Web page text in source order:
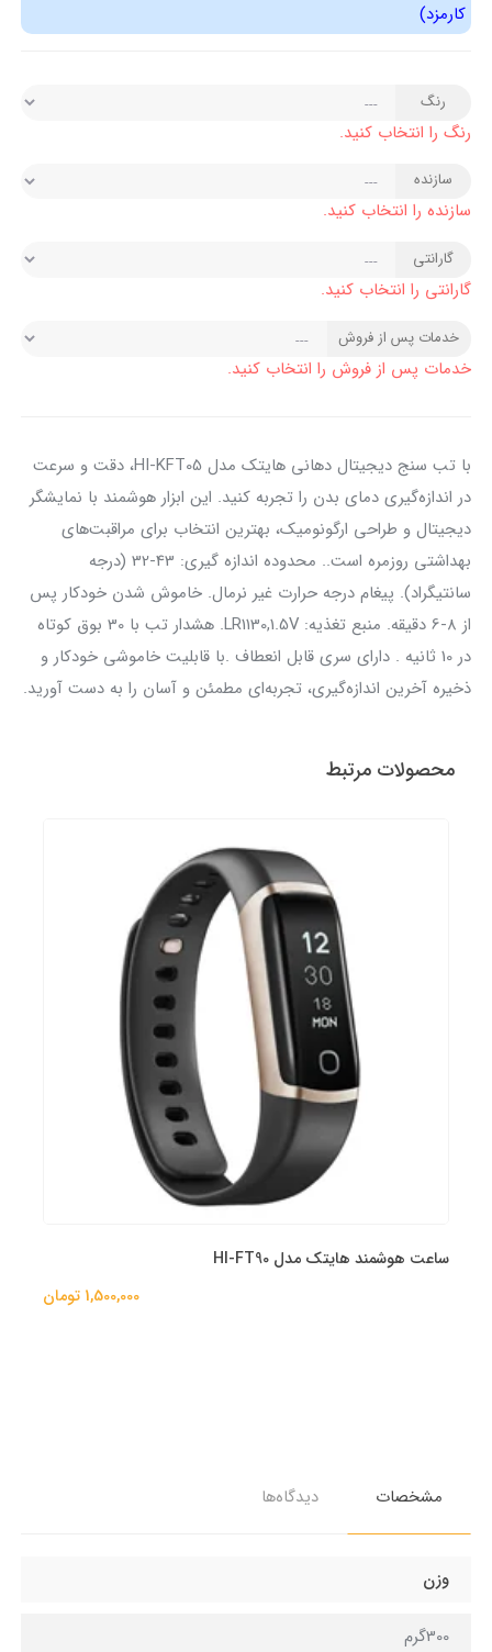
کارمزد)
رنگ
رنگ را انتخاب کنید.
سازنده
سازنده را انتخاب کنید.
گارانتی
گارانتی را انتخاب کنید.
خدمات پس از فروش
خدمات پس از فروش را انتخاب کنید.
با تب سنج دیجیتال دهانی هایتک مدل HI-KFT05، دقت و سرعت
در اندازه‌گیری دمای بدن را تجربه کنید. این ابزار هوشمند با نمایشگر
دیجیتال و طراحی ارگونومیک، بهترین انتخاب برای مراقبت‌های
بهداشتی روزمره است.. محدوده اندازه گیری: 43-32 (درجه
سانتیگراد). پیغام درجه حرارت غیر نرمال. خاموش شدن خودکار پس
از 8-6 دقیقه. منبع تغذیه: LR1130,1.5V. هشدار تب با 30 بوق کوتاه
در 10 ثانیه . دارای سری قابل انعطاف .با قابلیت خاموشی خودکار و
ذخیره آخرین اندازه‌گیری، تجربه‌ای مطمئن و آسان را به دست آورید.
محصولات مرتبط
ساعت هوشمند هایتک مدل HI-FT90
1,500,000 تومان
مشخصات دیدگاه‌ها
وزن
300گرم